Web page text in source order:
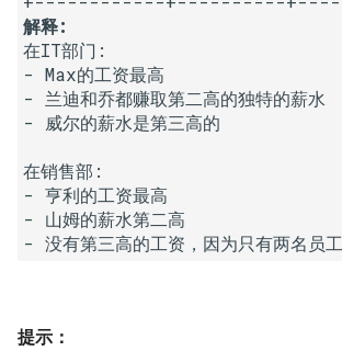
37. 序列化二叉树
38. 字符串的排列
的数字
40. 最小的 k 个数
42. 连续子数组的最大和
34. 外星语言是否排序
35. 最小时间差
36. 后缀表达式
37. 小行星碰撞
38. 每日温度
40. 矩阵中最大的矩形
5.6. 整数转换
5.7. 配对交换
5.8. 绘制直线
8.1. 三步问题
8.2. 迷路的机器人
8.4. 幂集
在IT部门:
- Max的工资最高
- 兰迪和乔都赚取第二高的独特的薪水
- 威尔的薪水是第三高的
在销售部:
- 亨利的工资最高
- 山姆的薪水第二高
- 没有第三高的工资，因为只有两名员工
提示：